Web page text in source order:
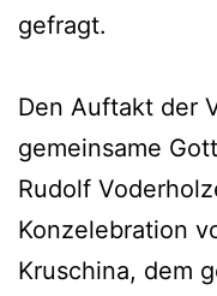
gefragt.
Den Auftakt der
gemeinsame
Rudolf
Konzelebration
Kruschina, dem